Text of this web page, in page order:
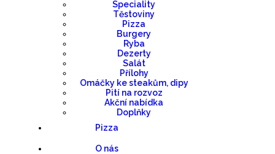
Speciality
Těstoviny
Pizza
Burgery
Ryba
Dezerty
Salát
Přílohy
Omáčky ke steakům, dipy
Pití na rozvoz
Akční nabídka
Doplňky
Pizza
O nás